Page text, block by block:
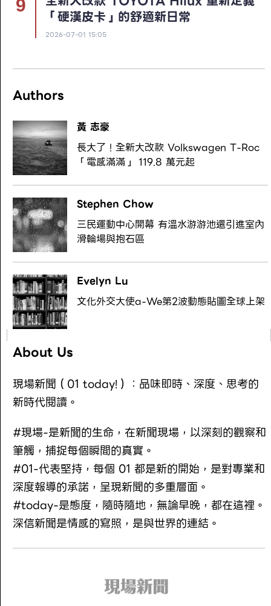
「硬漢皮卡」的舒適新日常
2026-07-01 15:05
Authors
黃 志豪
長大了！全新大改款 Volkswagen T-Roc
「電感滿滿」 119.8 萬元起
Stephen Chow
三民運動中心開幕 有溫水游游池還引進室內
滑輪場與抱石區
Evelyn Lu
文化外交大使a-We第2波動態貼圖全球上架
About Us
現場新聞（01 today!）：品味即時、深度、思考的
新時代閱讀。
#現場-是新聞的生命，在新聞現場，以深刻的觀察和
筆觸，捕捉每個瞬間的真實。
#01-代表堅持，每個 01 都是新的開始，是對專業和
深度報導的承諾，呈現新聞的多重層面。
#today-是態度，隨時隨地，無論早晚，都在這裡。
深信新聞是情感的寫照，是與世界的連結。